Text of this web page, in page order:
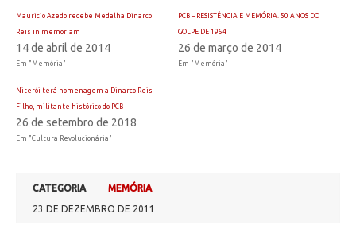
Mauricio Azedo recebe Medalha Dinarco
Reis in memoriam
14 de abril de 2014
Em "Memória"
PCB – RESISTÊNCIA E MEMÓRIA. 50 ANOS DO
GOLPE DE 1964
26 de março de 2014
Em "Memória"
Niterói terá homenagem a Dinarco Reis
Filho, militante histórico do PCB
26 de setembro de 2018
Em "Cultura Revolucionária"
CATEGORIA
MEMÓRIA
23 DE DEZEMBRO DE 2011